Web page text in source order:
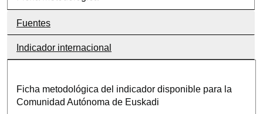
Fuentes
Indicador internacional
Ficha metodológica del indicador disponible para la
Comunidad Autónoma de Euskadi